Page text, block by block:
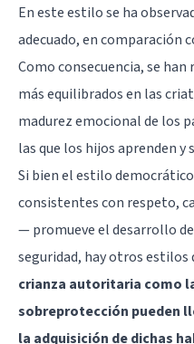
En este estilo se ha
adecuado, en comparación
Como consecuencia, se
más equilibrados en las
madurez emocional de los
las que los hijos aprenden y
Si bien el estilo
consistentes con respeto,
— promueve el desarrollo
seguridad, hay otros estilos
crianza autoritaria como
sobreprotección pueden
la adquisición de dichas